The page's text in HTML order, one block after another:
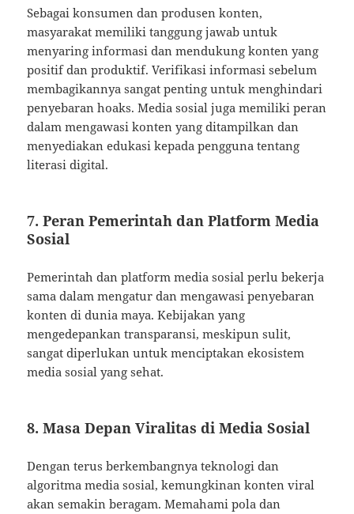
Sebagai konsumen dan produsen konten,
masyarakat memiliki tanggung jawab untuk
menyaring informasi dan mendukung konten yang
positif dan produktif. Verifikasi informasi sebelum
membagikannya sangat penting untuk menghindari
penyebaran hoaks. Media sosial juga memiliki peran
dalam mengawasi konten yang ditampilkan dan
menyediakan edukasi kepada pengguna tentang
literasi digital.
7. Peran Pemerintah dan Platform Media
Sosial
Pemerintah dan platform media sosial perlu bekerja
sama dalam mengatur dan mengawasi penyebaran
konten di dunia maya. Kebijakan yang
mengedepankan transparansi, meskipun sulit,
sangat diperlukan untuk menciptakan ekosistem
media sosial yang sehat.
8. Masa Depan Viralitas di Media Sosial
Dengan terus berkembangnya teknologi dan
algoritma media sosial, kemungkinan konten viral
akan semakin beragam. Memahami pola dan